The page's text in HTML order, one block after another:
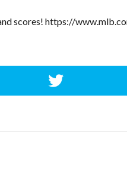
scores! https://